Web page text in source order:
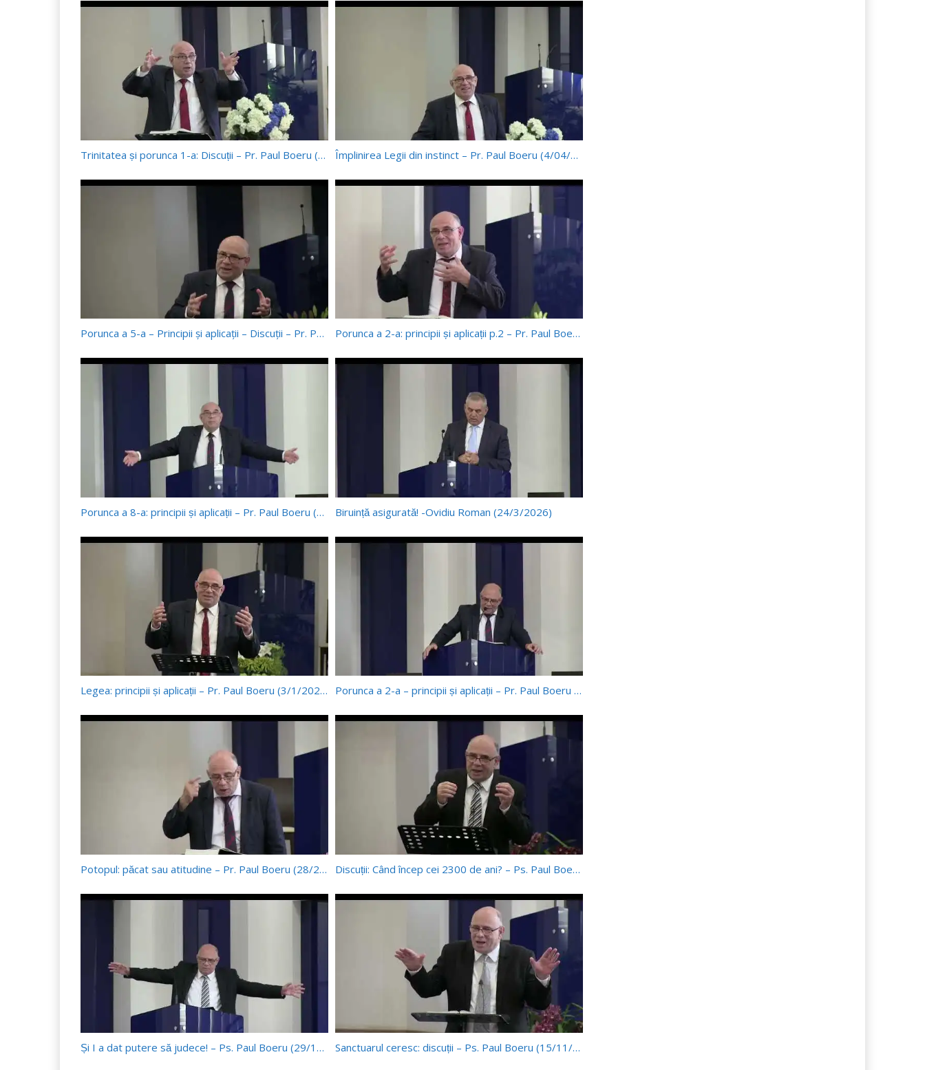
Trinitatea și porunca 1-a: Discuții – Pr. Paul Boeru (4/04/2026) Împlinirea Legii din instinct – Pr. Paul Boeru (4/04/2026)
Porunca a 5-a – Principii și aplicații – Discuții – Pr. Paul Boeru (28/03/2026) Porunca a 2-a: principii și aplicații p.2 – Pr. Paul Boeru (17/03/2026)
Porunca a 8-a: principii și aplicații – Pr. Paul Boeru (24/01/2026) Biruință asigurată! -Ovidiu Roman (24/3/2026)
Legea: principii și aplicații – Pr. Paul Boeru (3/1/2026) Porunca a 2-a – principii și aplicații – Pr. Paul Boeru (28/2/2026)
Potopul: păcat sau atitudine – Pr. Paul Boeru (28/2/2026) Discuții: Când încep cei 2300 de ani? – Ps. Paul Boeru (29/11/2025)
Și I a dat putere să judece! – Ps. Paul Boeru (29/11/2025) Sanctuarul ceresc: discuții – Ps. Paul Boeru (15/11/2025)